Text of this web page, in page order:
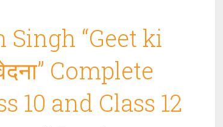
“Geet ki
Complete
10 and Class 12